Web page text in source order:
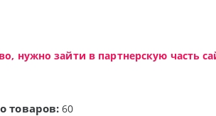
нужно зайти в партнерскую часть
товаров: 60